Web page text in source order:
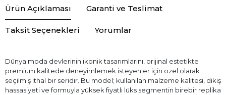
Ürün Açıklaması Garanti ve Teslimat
Taksit Seçenekleri Yorumlar
Dünya moda devlerinin ikonik tasarımlarını, orijinal estetikte
premium kalitede deneyimlemek isteyenler için özel olarak
seçilmiş ithal bir seridir. Bu model; kullanılan malzeme kalitesi, dikiş
hassasiyeti ve formuyla yüksek fiyatlı lüks segmentin birebir replika